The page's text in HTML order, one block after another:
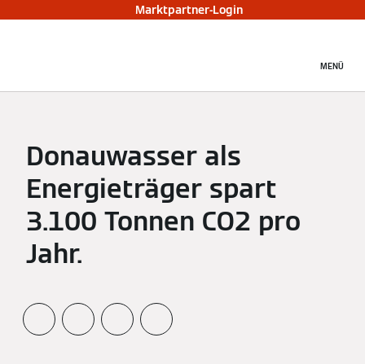
Marktpartner-Login
MENÜ
Donauwasser als
Energieträger spart
3.100 Tonnen CO2 pro
Jahr.